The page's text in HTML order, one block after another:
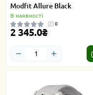
Modfit Allure Black
В наявності
0
2 345.0₴